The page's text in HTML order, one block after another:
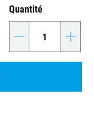
Quantité
- +